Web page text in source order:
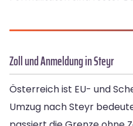
Zoll und Anmeldung in Steyr
Österreich ist EU- und
Umzug nach Steyr